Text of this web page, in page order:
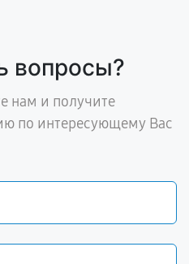
вопросы?
нам и получите
по интересующему Вас